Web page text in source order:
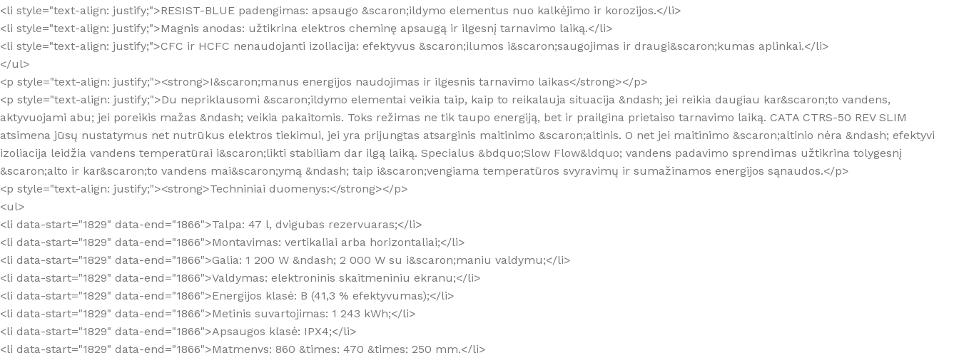
<li style="text-align: justify;">RESIST-BLUE padengimas: apsaugo &scaron;ildymo elementus nuo kalkėjimo ir korozijos.</li>
<li style="text-align: justify;">Magnis anodas: užtikrina elektros cheminę apsaugą ir ilgesnį tarnavimo laiką.</li>
<li style="text-align: justify;">CFC ir HCFC nenaudojanti izoliacija: efektyvus &scaron;ilumos i&scaron;saugojimas ir draugi&scaron;kumas aplinkai.</li>
</ul>
<p style="text-align: justify;"><strong>I&scaron;manus energijos naudojimas ir ilgesnis tarnavimo laikas</strong></p>
<p style="text-align: justify;">Du nepriklausomi &scaron;ildymo elementai veikia taip, kaip to reikalauja situacija &ndash; jei reikia daugiau kar&scaron;to vandens,
aktyvuojami abu; jei poreikis mažas &ndash; veikia pakaitomis. Toks režimas ne tik taupo energiją, bet ir prailgina prietaiso tarnavimo laiką. CATA CTRS-50 REV SLIM
atsimena jūsų nustatymus net nutrūkus elektros tiekimui, jei yra prijungtas atsarginis maitinimo &scaron;altinis. O net jei maitinimo &scaron;altinio nėra &ndash; efektyvi
izoliacija leidžia vandens temperatūrai i&scaron;likti stabiliam dar ilgą laiką. Specialus &bdquo;Slow Flow&ldquo; vandens padavimo sprendimas užtikrina tolygesnį
&scaron;alto ir kar&scaron;to vandens mai&scaron;ymą &ndash; taip i&scaron;vengiama temperatūros svyravimų ir sumažinamos energijos sąnaudos.</p>
<p style="text-align: justify;"><strong>Techniniai duomenys:</strong></p>
<ul>
<li data-start="1829" data-end="1866">Talpa: 47 l, dvigubas rezervuaras;</li>
<li data-start="1829" data-end="1866">Montavimas: vertikaliai arba horizontaliai;</li>
<li data-start="1829" data-end="1866">Galia: 1 200 W &ndash; 2 000 W su i&scaron;maniu valdymu;</li>
<li data-start="1829" data-end="1866">Valdymas: elektroninis skaitmeniniu ekranu;</li>
<li data-start="1829" data-end="1866">Energijos klasė: B (41,3 % efektyvumas);</li>
<li data-start="1829" data-end="1866">Metinis suvartojimas: 1 243 kWh;</li>
<li data-start="1829" data-end="1866">Apsaugos klasė: IPX4;</li>
<li data-start="1829" data-end="1866">Matmenys: 860 &times; 470 &times; 250 mm.</li>